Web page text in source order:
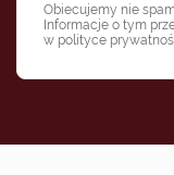
Obiecujemy nie
Informacje o tym
w polityce